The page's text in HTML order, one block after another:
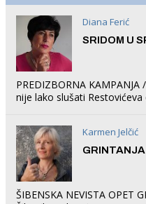
Diana Ferić
SRIDOM U
PREDIZBORNA
nije lako slušati
Karmen Jelčić
ŠIBENSKA NEVISTA OPET